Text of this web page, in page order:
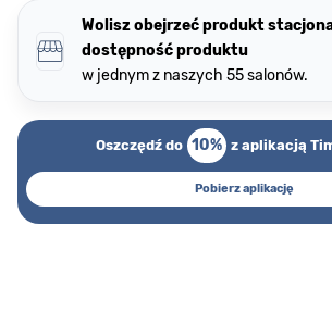
Wolisz obejrzeć produkt
dostępność produktu
w jednym z naszych 55 salonów.
Oszczędź do 10% z aplikacją
Pobierz aplikację